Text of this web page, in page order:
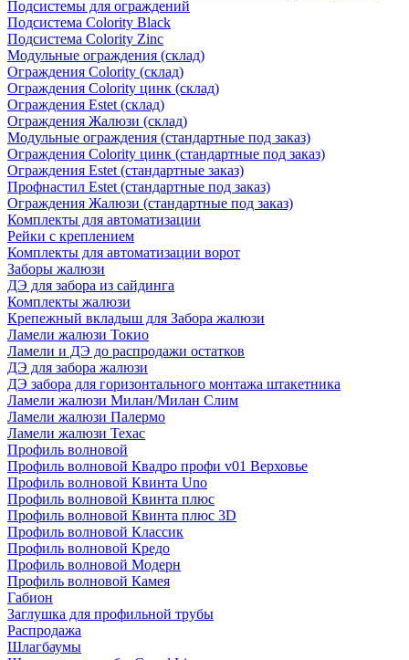
Подсистемы для ограждений
Подсистема Colority Black
Подсистема Colority Zinc
Модульные ограждения (склад)
Ограждения Colority (склад)
Ограждения Colority цинк (склад)
Ограждения Estet (склад)
Ограждения Жалюзи (склад)
Модульные ограждения (стандартные под заказ)
Ограждения Colority цинк (стандартные под заказ)
Ограждения Estet (стандартные заказ)
Профнастил Estet (стандартные под заказ)
Ограждения Жалюзи (стандартные под заказ)
Комплекты для автоматизации
Рейки с креплением
Комплекты для автоматизации ворот
Заборы жалюзи
ДЭ для забора из сайдинга
Комплекты жалюзи
Крепежный вкладыш для Забора жалюзи
Ламели жалюзи Токио
Ламели и ДЭ до распродажи остатков
ДЭ для забора жалюзи
ДЭ забора для горизонтального монтажа штакетника
Ламели жалюзи Милан/Милан Слим
Ламели жалюзи Палермо
Ламели жалюзи Техас
Профиль волновой
Профиль волновой Квадро профи v01 Верховье
Профиль волновой Квинта Uno
Профиль волновой Квинта плюс
Профиль волновой Квинта плюс 3D
Профиль волновой Классик
Профиль волновой Кредо
Профиль волновой Модерн
Профиль волновой Камея
Габион
Заглушка для профильной трубы
Распродажа
Шлагбаумы